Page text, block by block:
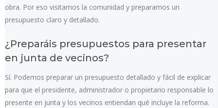
obra. Por eso visitamos la comunidad y preparamos un
presupuesto claro y detallado.
¿Preparáis presupuestos para presentar
en junta de vecinos?
Sí. Podemos preparar un presupuesto detallado y fácil de explicar
para que el presidente, administrador o propietario responsable lo
presente en junta y los vecinos entiendan qué incluye la reforma.